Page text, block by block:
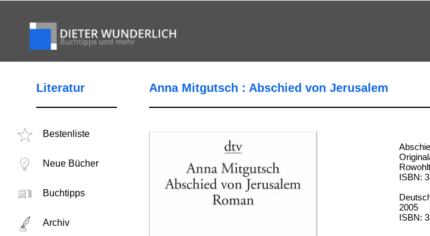
Literatur
Bestenliste
Neue Bücher
Buchtipps
Archiv
Anna Mitgutsch : Abschied von Jerusalem
ISBN:
2005
ISBN: